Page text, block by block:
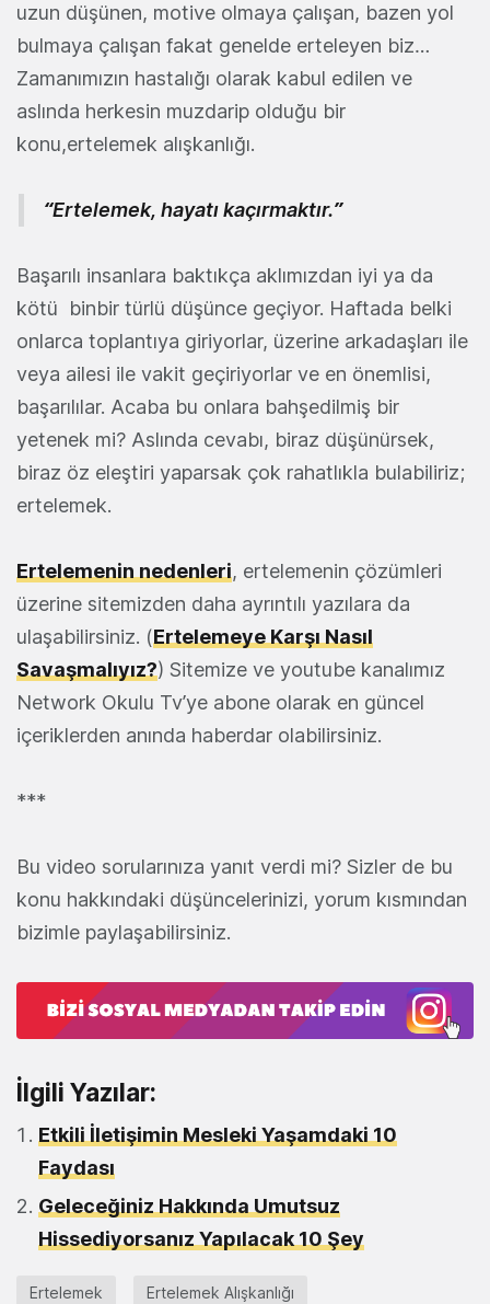
uzun düşünen, motive olmaya çalışan, bazen yol
bulmaya çalışan fakat genelde erteleyen biz…
Zamanımızın hastalığı olarak kabul edilen ve
aslında herkesin muzdarip olduğu bir
konu,ertelemek alışkanlığı.
“Ertelemek, hayatı kaçırmaktır.”
Başarılı insanlara baktıkça aklımızdan iyi ya da
kötü binbir türlü düşünce geçiyor. Haftada belki
onlarca toplantıya giriyorlar, üzerine arkadaşları ile
veya ailesi ile vakit geçiriyorlar ve en önemlisi,
başarılılar. Acaba bu onlara bahşedilmiş bir
yetenek mi? Aslında cevabı, biraz düşünürsek,
biraz öz eleştiri yaparsak çok rahatlıkla bulabiliriz;
ertelemek.
Ertelemenin nedenleri, ertelemenin çözümleri
üzerine sitemizden daha ayrıntılı yazılara da
ulaşabilirsiniz. (Ertelemeye Karşı Nasıl
Savaşmalıyız?) Sitemize ve youtube kanalımız
Network Okulu Tv’ye abone olarak en güncel
içeriklerden anında haberdar olabilirsiniz.
***
Bu video sorularınıza yanıt verdi mi? Sizler de bu
konu hakkındaki düşüncelerinizi, yorum kısmından
bizimle paylaşabilirsiniz.
İlgili Yazılar:
Etkili İletişimin Mesleki Yaşamdaki 10
Faydası
Geleceğiniz Hakkında Umutsuz
Hissediyorsanız Yapılacak 10 Şey
Ertelemek Ertelemek Alışkanlığı